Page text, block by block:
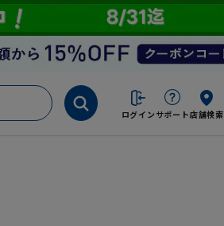
ログイン サポート店舗検索